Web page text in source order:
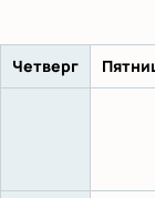
Четверг